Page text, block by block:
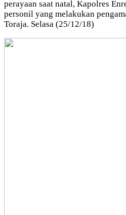
perayaan saat natal, Kapolres
personil yang melakukan
Toraja. Selasa (25/12/18)